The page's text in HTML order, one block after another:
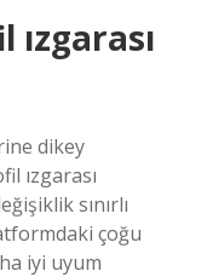
dikey
ızgarası
sınırlı
çoğu
iyi uyum